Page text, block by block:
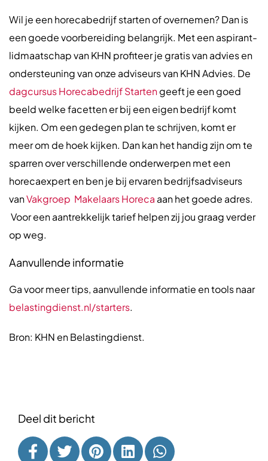
Wil je een horecabedrijf starten of overnemen? Dan is
een goede voorbereiding belangrijk. Met een aspirant-
lidmaatschap van KHN profiteer je gratis van advies en
ondersteuning van onze adviseurs van KHN Advies. De
dagcursus Horecabedrijf Startengeeft je een goed
beeld welke facetten er bij een eigen bedrijf komt
kijken. Om een gedegen plan te schrijven, komt er
meer om de hoek kijken. Dan kan het handig zijn om te
sparren over verschillende onderwerpen met een
horecaexpert en ben je bij ervaren bedrijfsadviseurs
vanVakgroep MakelaarsHoreca aan het goede adres.
Voor een aantrekkelijk tarief helpen zij jou graag verder
op weg.
Aanvullende informatie
Ga voor meer tips, aanvullende informatie en tools naar
belastingdienst.nl/starters.
Bron: KHN en Belastingdienst.
Deel dit bericht